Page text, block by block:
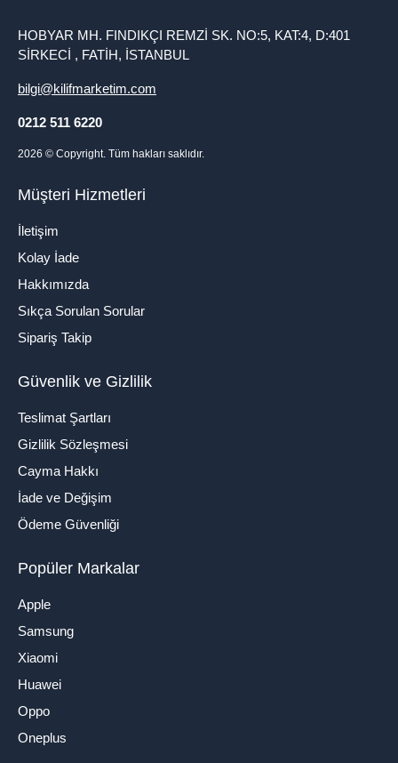
HOBYAR MH. FINDIKÇI REMZİ SK. NO:5, KAT:4, D:401
SİRKECİ , FATİH, İSTANBUL
bilgi@kilifmarketim.com
0212 511 6220
2026 © Copyright. Tüm hakları saklıdır.
Müşteri Hizmetleri
İletişim
Kolay İade
Hakkımızda
Sıkça Sorulan Sorular
Sipariş Takip
Güvenlik ve Gizlilik
Teslimat Şartları
Gizlilik Sözleşmesi
Cayma Hakkı
İade ve Değişim
Ödeme Güvenliği
Popüler Markalar
Apple
Samsung
Xiaomi
Huawei
Oppo
Oneplus